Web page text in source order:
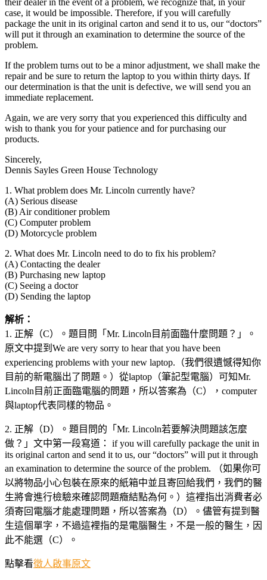
their dealer in the event of a problem, we recognize that, in your
case, it would be impossible. Therefore, if you will carefully
package the unit in its original carton and send it to us, our “doctors”
will put it through an examination to determine the source of the
problem.
If the problem turns out to be a minor adjustment, we shall make the
repair and be sure to return the laptop to you within thirty days. If
our determination is that the unit is defective, we will send you an
immediate replacement.
Again, we are very sorry that you experienced this difficulty and
wish to thank you for your patience and for purchasing our
products.
Sincerely,
Dennis Sayles Green House Technology
1. What problem does Mr. Lincoln currently have?
(A) Serious disease
(B) Air conditioner problem
(C) Computer problem
(D) Motorcycle problem
2. What does Mr. Lincoln need to do to fix his problem?
(A) Contacting the dealer
(B) Purchasing new laptop
(C) Seeing a doctor
(D) Sending the laptop
解析：
1. 正解（C）。題目問「Mr. Lincoln目前面臨什麼問題？」。
原文中提到We are very sorry to hear that you have been
experiencing problems with your new laptop.（我們很遺憾得知你
目前的新電腦出了問題。）從laptop（筆記型電腦）可知Mr.
Lincoln目前正面臨電腦的問題，所以答案為（C），computer
與laptop代表同樣的物品。
2. 正解（D）。題目問的「Mr. Lincoln若要解決問題該怎麼
做？」文中第一段寫道： if you will carefully package the unit in
its original carton and send it to us, our “doctors” will put it through
an examination to determine the source of the problem. （如果你可
以將物品小心包裝在原來的紙箱中並且寄回給我們，我們的醫
生將會進行檢驗來確認問題癥結點為何。）這裡指出消費者必
須寄回電腦才能處理問題，所以答案為（D）。儘管有提到醫
生這個單字，不過這裡指的是電腦醫生，不是一般的醫生，因
此不能選（C）。
點擊看徵人啟事原文